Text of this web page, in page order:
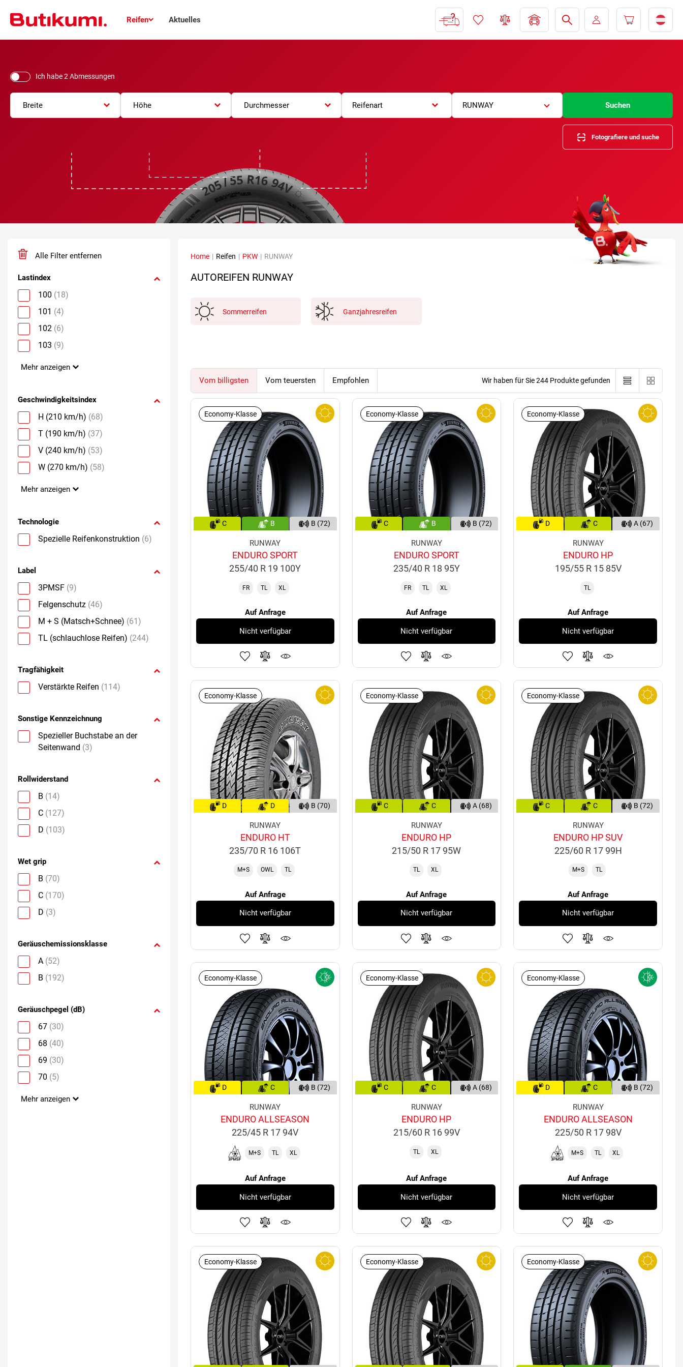
Reifen Aktuelles
Ich habe 2 Abmessungen
Breite Höhe Durchmesser Reifenart RUNWAY Suchen
Fotografiere und suche
Alle Filter entfernen
Lastindex
100 (18)
101 (4)
102 (6)
103 (9)
Mehr anzeigen
Geschwindigkeitsindex
H (210 km/h) (68)
T (190 km/h) (37)
V (240 km/h) (53)
W (270 km/h) (58)
Mehr anzeigen
Technologie
Spezielle Reifenkonstruktion (6)
Label
3PMSF (9)
Felgenschutz (46)
M + S (Matsch+Schnee) (61)
TL (schlauchlose Reifen) (244)
Tragfähigkeit
Verstärkte Reifen (114)
Sonstige Kennzeichnung
Spezieller Buchstabe an der
Seitenwand (3)
Rollwiderstand
B (14)
C (127)
D (103)
Wet grip
B (70)
C (170)
D (3)
Geräuschemissionsklasse
A (52)
B (192)
Geräuschpegel (dB)
67 (30)
68 (40)
69 (30)
70 (5)
Mehr anzeigen
Home | Reifen | PKW | RUNWAY
AUTOREIFEN RUNWAY
Sommerreifen Ganzjahresreifen
Vom billigsten Vom teuersten Empfohlen Wir haben für Sie 244 Produkte gefunden
Economy-Klasse
C B B (72)
RUNWAY
ENDURO SPORT
255/40 R 19 100Y
FR TL XL
Auf Anfrage
Nicht verfügbar
Economy-Klasse
C B B (72)
RUNWAY
ENDURO SPORT
235/40 R 18 95Y
FR TL XL
Auf Anfrage
Nicht verfügbar
Economy-Klasse
D C A (67)
RUNWAY
ENDURO HP
195/55 R 15 85V
TL
Auf Anfrage
Nicht verfügbar
Economy-Klasse
D D B (70)
RUNWAY
ENDURO HT
235/70 R 16 106T
M+S OWL TL
Auf Anfrage
Nicht verfügbar
Economy-Klasse
C C A (68)
RUNWAY
ENDURO HP
215/50 R 17 95W
TL XL
Auf Anfrage
Nicht verfügbar
Economy-Klasse
C C B (72)
RUNWAY
ENDURO HP SUV
225/60 R 17 99H
M+S TL
Auf Anfrage
Nicht verfügbar
Economy-Klasse
D C B (72)
RUNWAY
ENDURO ALLSEASON
225/45 R 17 94V
M+S TL XL
Auf Anfrage
Nicht verfügbar
Economy-Klasse
C C A (68)
RUNWAY
ENDURO HP
215/60 R 16 99V
TL XL
Auf Anfrage
Nicht verfügbar
Economy-Klasse
D C B (72)
RUNWAY
ENDURO ALLSEASON
225/50 R 17 98V
M+S TL XL
Auf Anfrage
Nicht verfügbar
Economy-Klasse Economy-Klasse Economy-Klasse